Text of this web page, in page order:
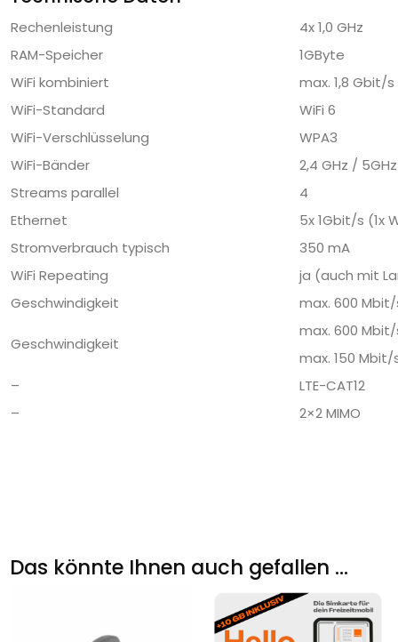
Rechenleistung
4x 1,0 GHz
RAM-Speicher
1GByte
WiFi kombiniert
max. 1,8 Gbit/s
WiFi-Standard
WiFi 6
WiFi-Verschlüsselung
WPA3
WiFi-Bänder
2,4 GHz / 5GHz
Streams parallel
4
Ethernet
5x 1Gbit/s (1x
Stromverbrauch typisch
350 mA
WiFi Repeating
ja (auch mit
Geschwindigkeit
max. 600
Geschwindigkeit
max. 600
max. 150
–
LTE-CAT12
–
2×2 MIMO
Das könnte Ihnen auch gefallen …